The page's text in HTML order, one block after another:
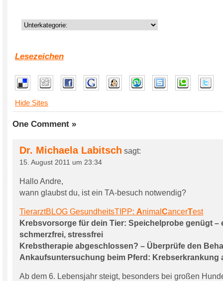
Lesezeichen
Hide Sites
One Comment »
Dr. Michaela Labitsch sagt:
15. August 2011 um 23:34
Hallo Andre,
wann glaubst du, ist ein TA-besuch notwendig?
TierarztBLOG GesundheitsTIPP: Animal CancerTest
Krebsvorsorge für dein Tier: Speichelprobe genügt –
schmerzfrei, stressfrei
Krebstherapie abgeschlossen? – Überprüfe den
Ankaufsuntersuchung beim Pferd: Krebserkrankung
Ab dem 6. Lebensjahr steigt, besonders bei großen